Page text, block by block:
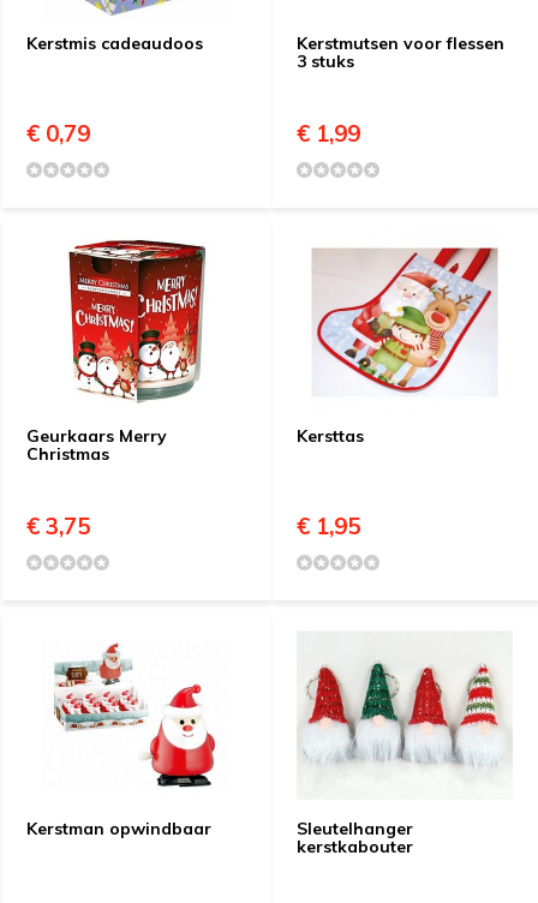
Kerstmis cadeaudoos
€ 0,79
Kerstmutsen voor flessen
3 stuks
€ 1,99
Geurkaars Merry
Christmas
€ 3,75
Kersttas
€ 1,95
Kerstman opwindbaar
Sleutelhanger
kerstkabouter